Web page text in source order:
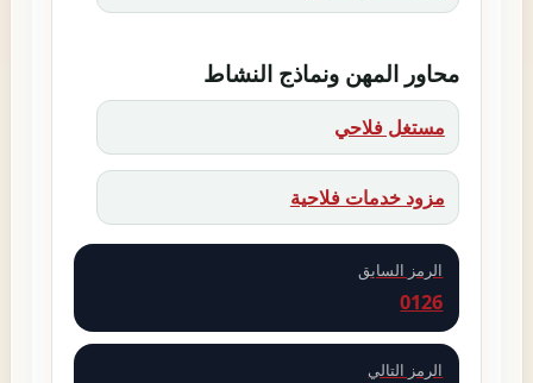
محاور المهن ونماذج النشاط
مستغل فلاحي
مزود خدمات فلاحية
الرمز السابق
0126
الرمز التالي